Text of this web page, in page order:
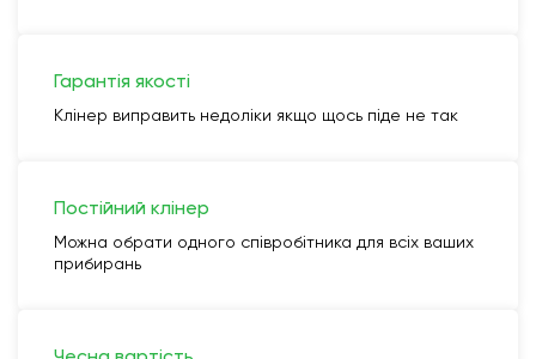
Гарантія якості
Клінер виправить недоліки якщо щось піде не так
Постійний клінер
Можна обрати одного співробітника для всіх ваших
прибирань